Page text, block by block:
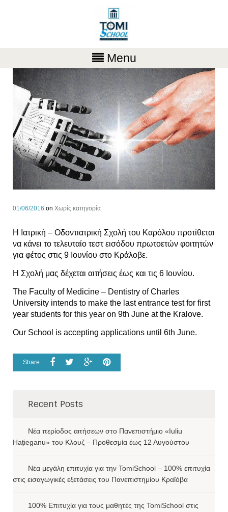
Menu
01/06/2016 on Χωρίς κατηγορία
Η Ιατρική – Οδοντιατρική Σχολή του Καρόλου προτίθεται
να κάνει το τελευταίο τεστ εισόδου πρωτοετών φοιτητών
για φέτος στις 9 Ιουνίου στο Κράλοβε.
Η Σχολή μας δέχεται αιτήσεις έως και τις 6 Ιουνίου.
The Faculty of Medicine – Dentistry of Charles
University intends to make the last entrance test for first
year students for this year on 9th June at the Kralove.
Our School is accepting applications until 6th June.
Share
Recent Posts
Νέα περίοδος αιτήσεων στο Πανεπιστήμιο «Iuliu
Hațieganu» του Κλουζ – Προθεσμία έως 12 Αυγούστου
Νέα μεγάλη επιτυχία για την TomiSchool – 100% επιτυχία
στις εισαγωγικές εξετάσεις του Πανεπιστημίου Κραϊόβα
100% Επιτυχία για τους μαθητές της TomiSchool στις